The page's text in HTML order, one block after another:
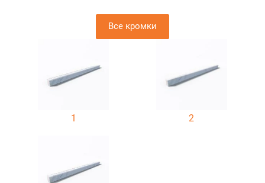
Все кромки
1 2